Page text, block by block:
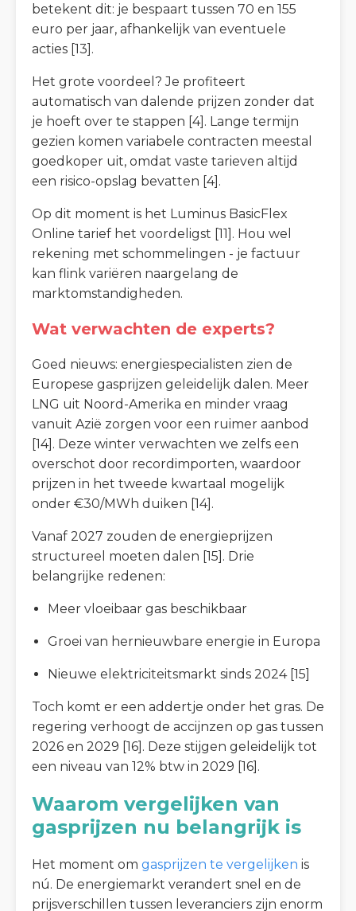
betekent dit: je bespaart tussen 70 en 155
euro per jaar, afhankelijk van eventuele
acties [13].
Het grote voordeel? Je profiteert
automatisch van dalende prijzen zonder dat
je hoeft over te stappen [4]. Lange termijn
gezien komen variabele contracten meestal
goedkoper uit, omdat vaste tarieven altijd
een risico-opslag bevatten [4].
Op dit moment is het Luminus BasicFlex
Online tarief het voordeligst [11]. Hou wel
rekening met schommelingen - je factuur
kan flink variëren naargelang de
marktomstandigheden.
Wat verwachten de experts?
Goed nieuws: energiespecialisten zien de
Europese gasprijzen geleidelijk dalen. Meer
LNG uit Noord-Amerika en minder vraag
vanuit Azië zorgen voor een ruimer aanbod
[14]. Deze winter verwachten we zelfs een
overschot door recordimporten, waardoor
prijzen in het tweede kwartaal mogelijk
onder €30/MWh duiken [14].
Vanaf 2027 zouden de energieprijzen
structureel moeten dalen [15]. Drie
belangrijke redenen:
Meer vloeibaar gas beschikbaar
Groei van hernieuwbare energie in Europa
Nieuwe elektriciteitsmarkt sinds 2024 [15]
Toch komt er een addertje onder het gras. De
regering verhoogt de accijnzen op gas tussen
2026 en 2029 [16]. Deze stijgen geleidelijk tot
een niveau van 12% btw in 2029 [16].
Waarom vergelijken van
gasprijzen nu belangrijk is
Het moment om gasprijzen te vergelijken is
nú. De energiemarkt verandert snel en de
prijsverschillen tussen leveranciers zijn enorm